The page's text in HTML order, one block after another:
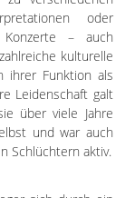
oder
– auch
kulturelle
ihrer Funktion als
Leidenschaft galt
über viele Jahre
und war auch
Schlüchtern aktiv.